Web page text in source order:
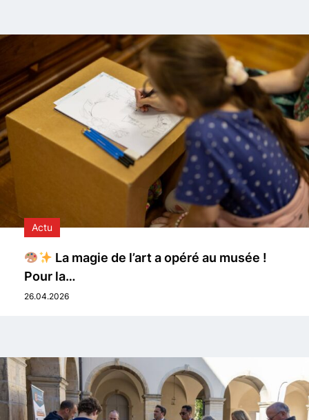
Actu
La magie de l’art a opéré au musée !
Pour la…
26.04.2026